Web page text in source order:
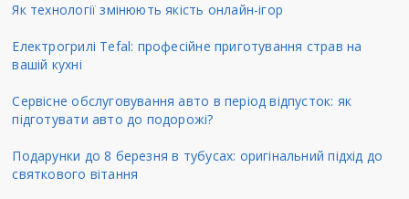
Як технології змінюють якість онлайн-ігор
Електрогрилі Tefal: професійне приготування страв на
вашій кухні
Сервісне обслуговування авто в період відпусток: як
підготувати авто до подорожі?
Подарунки до 8 березня в тубусах: оригінальний підхід до
святкового вітання